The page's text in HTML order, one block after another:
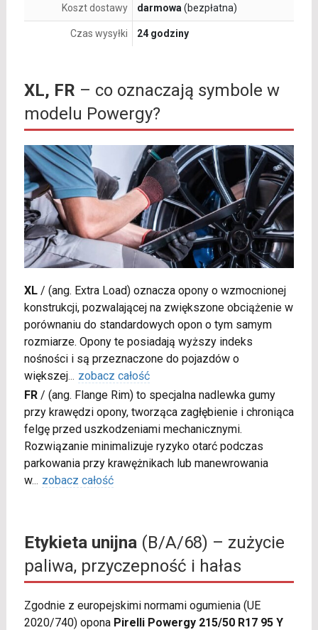
Koszt dostawy darmowa (bezpłatna)
Czas wysyłki 24 godziny
XL, FR – co oznaczają symbole w
modelu Powergy?
XL/ (ang. Extra Load) oznacza opony o wzmocnionej
konstrukcji, pozwalającej na zwiększone obciążenie w
porównaniu do standardowych opon o tym samym
rozmiarze. Opony te posiadają wyższy indeks
nośności i są przeznaczone do pojazdów o
większej... zobacz całość
FR/ (ang. Flange Rim) to specjalna nadlewka gumy
przy krawędzi opony, tworząca zagłębienie i chroniąca
felgę przed uszkodzeniami mechanicznymi.
Rozwiązanie minimalizuje ryzyko otarć podczas
parkowania przy krawężnikach lub manewrowania
w... zobacz całość
Etykieta unijna(B/A/68) – zużycie
paliwa, przyczepność i hałas
Zgodnie z europejskimi normami ogumienia (UE
2020/740) opona Pirelli Powergy 215/50 R17 95 Y